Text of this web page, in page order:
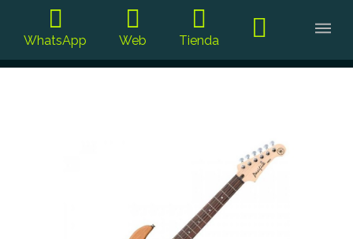
WhatsApp Web Tienda